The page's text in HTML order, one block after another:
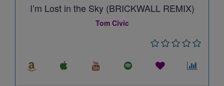
I’m Lost in the Sky (BRICKWALL REMIX)
Tom Civic